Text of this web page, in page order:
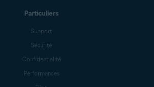
Particuliers
Support
Sécurité
Confidentialité
Performances